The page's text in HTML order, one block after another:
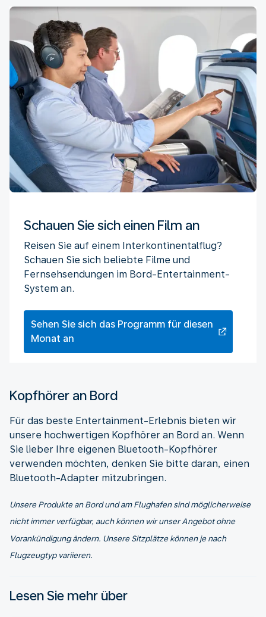
Schauen Sie sich einen Film an
Reisen Sie auf einem Interkontinentalflug?
Schauen Sie sich beliebte Filme und
Fernsehsendungen im Bord-Entertainment-
System an.
Sehen Sie sich das Programm für diesen
Monat an
Kopfhörer an Bord
Für das beste Entertainment-Erlebnis bieten wir
unsere hochwertigen Kopfhörer an Bord an. Wenn
Sie lieber Ihre eigenen Bluetooth-Kopfhörer
verwenden möchten, denken Sie bitte daran, einen
Bluetooth-Adapter mitzubringen.
Unsere Produkte an Bord und am Flughafen sind möglicherweise
nicht immer verfügbar, auch können wir unser Angebot ohne
Vorankündigung ändern. Unsere Sitzplätze können je nach
Flugzeugtyp variieren.
Lesen Sie mehr über